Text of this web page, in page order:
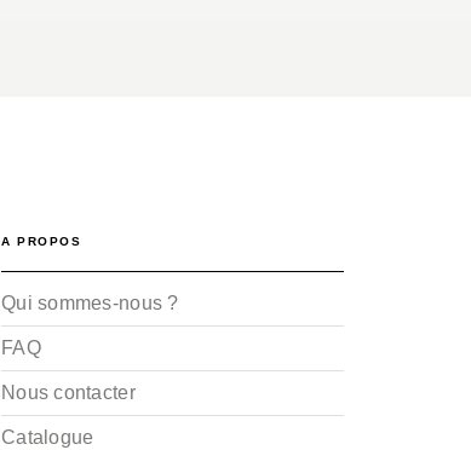
A PROPOS
Qui sommes-nous ?
FAQ
Nous contacter
Catalogue